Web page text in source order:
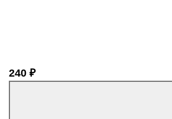
240 ₽